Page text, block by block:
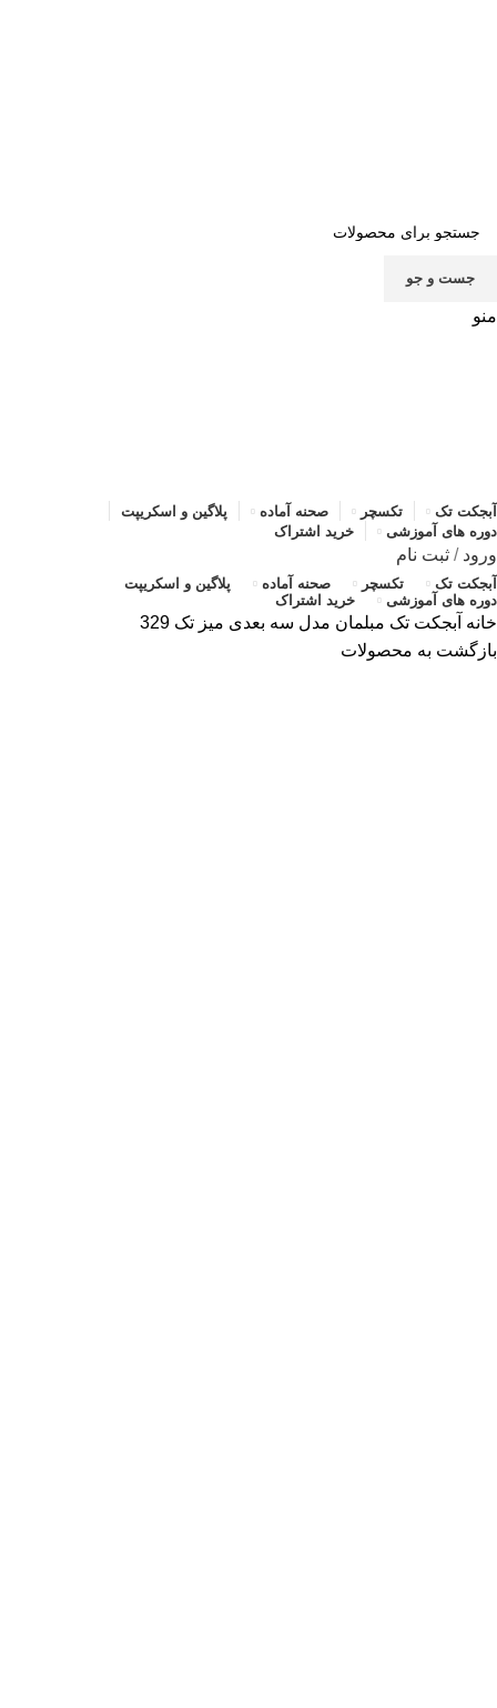
جست و جو
منو
آبجکت تک تکسچر صحنه آماده
پلاگین و اسکریپت
دوره های آموزشی
خرید اشتراک
ورود / ثبت نام
آبجکت تک تکسچر صحنه آماده
پلاگین و اسکریپت
دوره های آموزشی
خرید اشتراک
خانه آبجکت تک مبلمان مدل سه بعدی میز تک 329
بازگشت به محصولات